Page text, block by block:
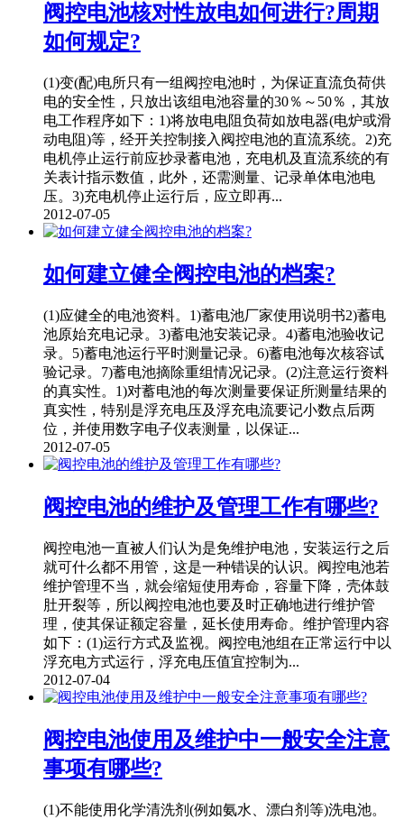
阀控电池核对性放电如何进行?周期
如何规定?
(1)变(配)电所只有一组阀控电池时，为保证直流负荷供
电的安全性，只放出该组电池容量的30％～50％，其放
电工作程序如下：1)将放电电阻负荷如放电器(电炉或滑
动电阻)等，经开关控制接入阀控电池的直流系统。2)充
电机停止运行前应抄录蓄电池，充电机及直流系统的有
关表计指示数值，此外，还需测量、记录单体电池电
压。3)充电机停止运行后，应立即再...
2012-07-05
如何建立健全阀控电池的档案?
(1)应健全的电池资料。1)蓄电池厂家使用说明书2)蓄电
池原始充电记录。3)蓄电池安装记录。4)蓄电池验收记
录。5)蓄电池运行平时测量记录。6)蓄电池每次核容试
验记录。7)蓄电池摘除重组情况记录。(2)注意运行资料
的真实性。1)对蓄电池的每次测量要保证所测量结果的
真实性，特别是浮充电压及浮充电流要记小数点后两
位，并使用数字电子仪表测量，以保证...
2012-07-05
阀控电池的维护及管理工作有哪些?
阀控电池一直被人们认为是免维护电池，安装运行之后
就可什么都不用管，这是一种错误的认识。阀控电池若
维护管理不当，就会缩短使用寿命，容量下降，壳体鼓
肚开裂等，所以阀控电池也要及时正确地进行维护管
理，使其保证额定容量，延长使用寿命。维护管理内容
如下：(1)运行方式及监视。阀控电池组在正常运行中以
浮充电方式运行，浮充电压值宜控制为...
2012-07-04
阀控电池使用及维护中一般安全注意
事项有哪些?
(1)不能使用化学清洗剂(例如氨水、漂白剂等)洗电池。